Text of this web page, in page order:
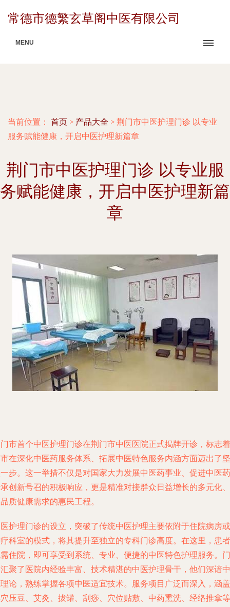
常德市德繁玄草阁中医有限公司
MENU
当前位置： 首页 > 产品大全 > 荆门市中医护理门诊 以专业
服务赋能健康，开启中医护理新篇章
荆门市中医护理门诊 以专业服
务赋能健康，开启中医护理新篇
章
市首个中医护理门诊在荆门市中医医院正式揭牌开诊，标志着
在深化中医药服务体系、拓展中医特色服务内涵方面迈出了坚
步。这一举措不仅是对国家大力发展中医药事业、促进中医药
创新号召的积极响应，更是精准对接群众日益增长的多元化、
质健康需求的惠民工程。
护理门诊的设立，突破了传统中医护理主要依附于住院病房或
科室的模式，将其提升至独立的专科门诊高度。在这里，患者
住院，即可享受到系统、专业、便捷的中医特色护理服务。门
聚了医院内经验丰富、技术精湛的中医护理骨干，他们深谙中
论，熟练掌握各项中医适宜技术。服务项目广泛而深入，涵盖
压豆、艾灸、拔罐、刮痧、穴位贴敷、中药熏洗、经络推拿等